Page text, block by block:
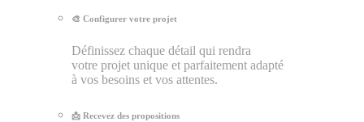
🎨 Configurer votre projet
Définissez chaque détail qui rendra
votre projet unique et parfaitement adapté
à vos besoins et vos attentes.
📩 Recevez des propositions